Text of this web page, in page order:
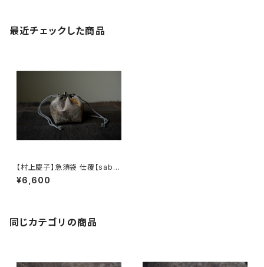
最近チェックした商品
【村上慶子】急須袋 仕覆【sabi-
nuno】teapot bag tea cadd
y pouch
¥6,600
同じカテゴリの商品